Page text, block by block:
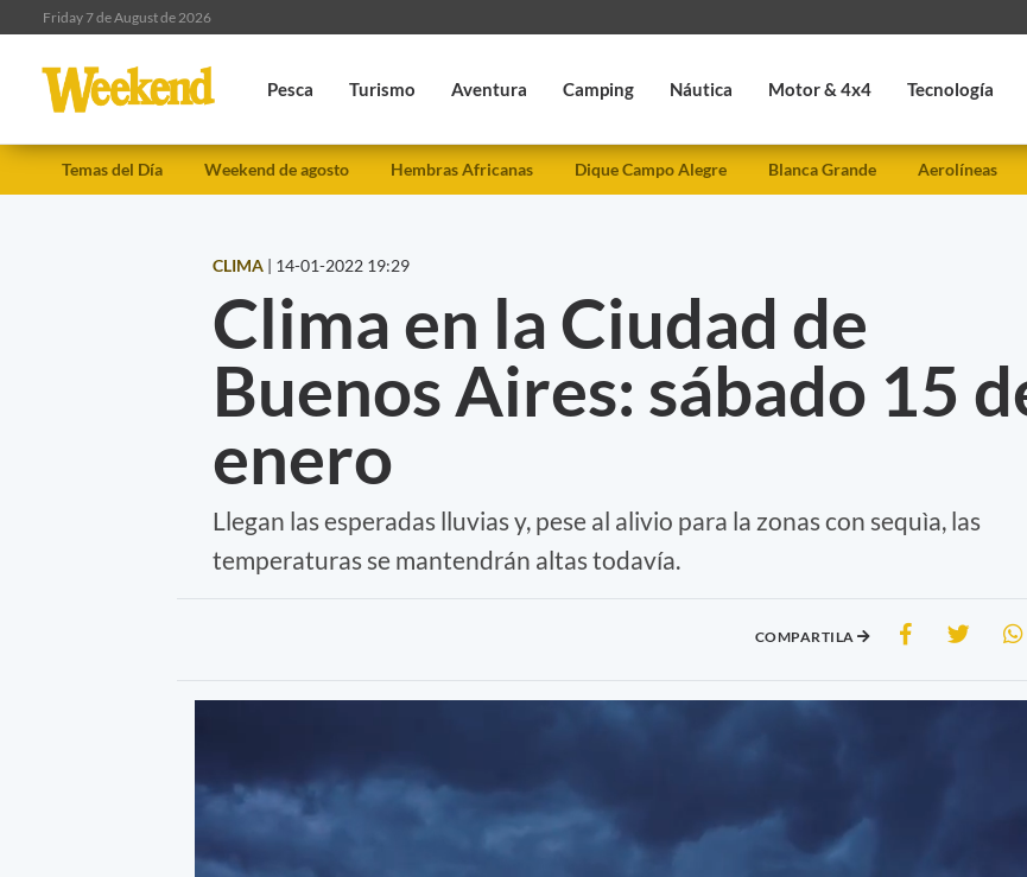
Friday 7 de August de 2026
Pesca Turismo Aventura Camping Náutica Motor & 4x4 Tecnología
Temas del Día Weekend de agosto Hembras Africanas Dique Campo Alegre Blanca Grande Aerolíneas
CLIMA | 14-01-2022 19:29
Clima en la Ciudad de
Buenos Aires: sábado 15
enero
Llegan las esperadas lluvias y, pese al alivio para la zonas con sequìa, las
temperaturas se mantendrán altas todavía.
COMPARTILA